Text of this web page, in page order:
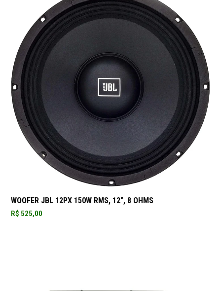
WOOFER JBL 12PX 150W RMS, 12″, 8 OHMS
R$ 525,00